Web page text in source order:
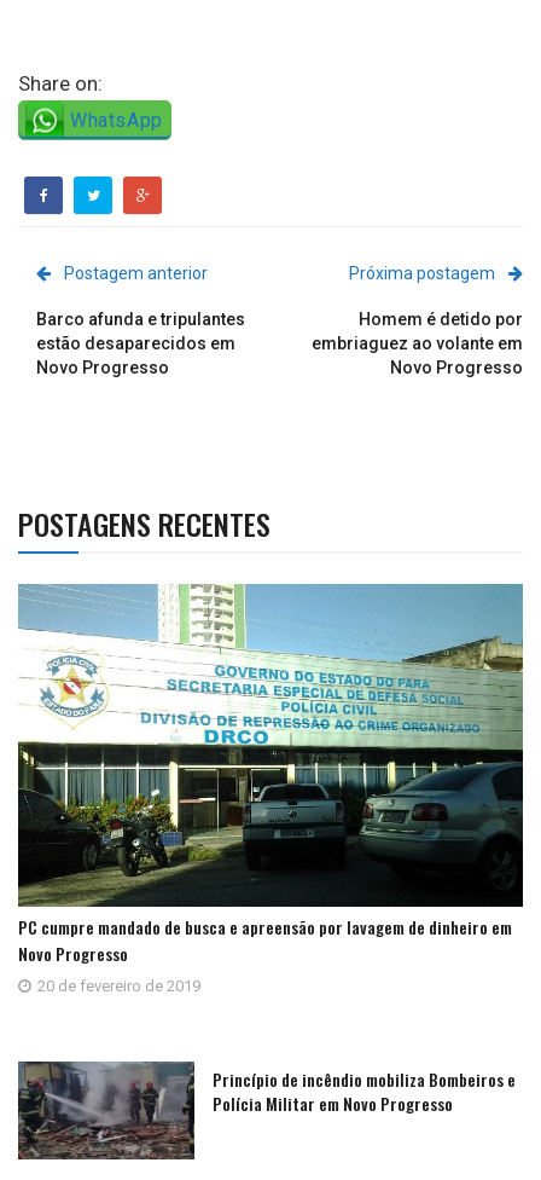
Share on:
WhatsApp
Postagem anterior
Barco afunda e tripulantes
estão desaparecidos em
Novo Progresso
Próxima postagem
Homem é detido por
embriaguez ao volante em
Novo Progresso
POSTAGENS RECENTES
PC cumpre mandado de busca e apreensão por lavagem de dinheiro em
Novo Progresso
20 de fevereiro de 2019
Princípio de incêndio mobiliza Bombeiros e
Polícia Militar em Novo Progresso